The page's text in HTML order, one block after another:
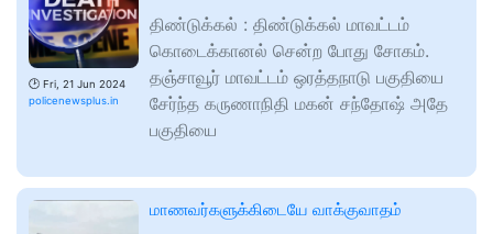
🕑 Fri, 21 Jun 2024
policenewsplus.in
திண்டுக்கல் : திண்டுக்கல் மாவட்டம்
கொடைக்கானல் சென்ற போது சோகம்.
தஞ்சாவூர் மாவட்டம் ஒரத்தநாடு பகுதியை
சேர்ந்த கருணாநிதி மகன் சந்தோஷ் அதே
பகுதியை
மாணவர்களுக்கிடையே வாக்குவாதம்